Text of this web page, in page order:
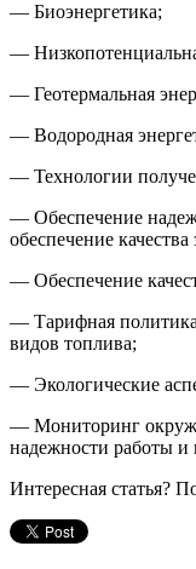
— Биоэнергетика;
—
— Геотермальная
— Водородная
— Технологии
— Обеспечение
обеспечение качества
— Обеспечение
— Тарифная
видов топлива;
— Экологические
— Мониторинг
надежности работы и
Интересная статья?